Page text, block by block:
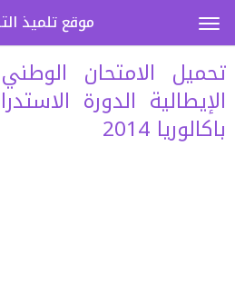
تحميل الامتحان
الإيطالية الدورة
باكالوريا 2014
موقع تلميذ